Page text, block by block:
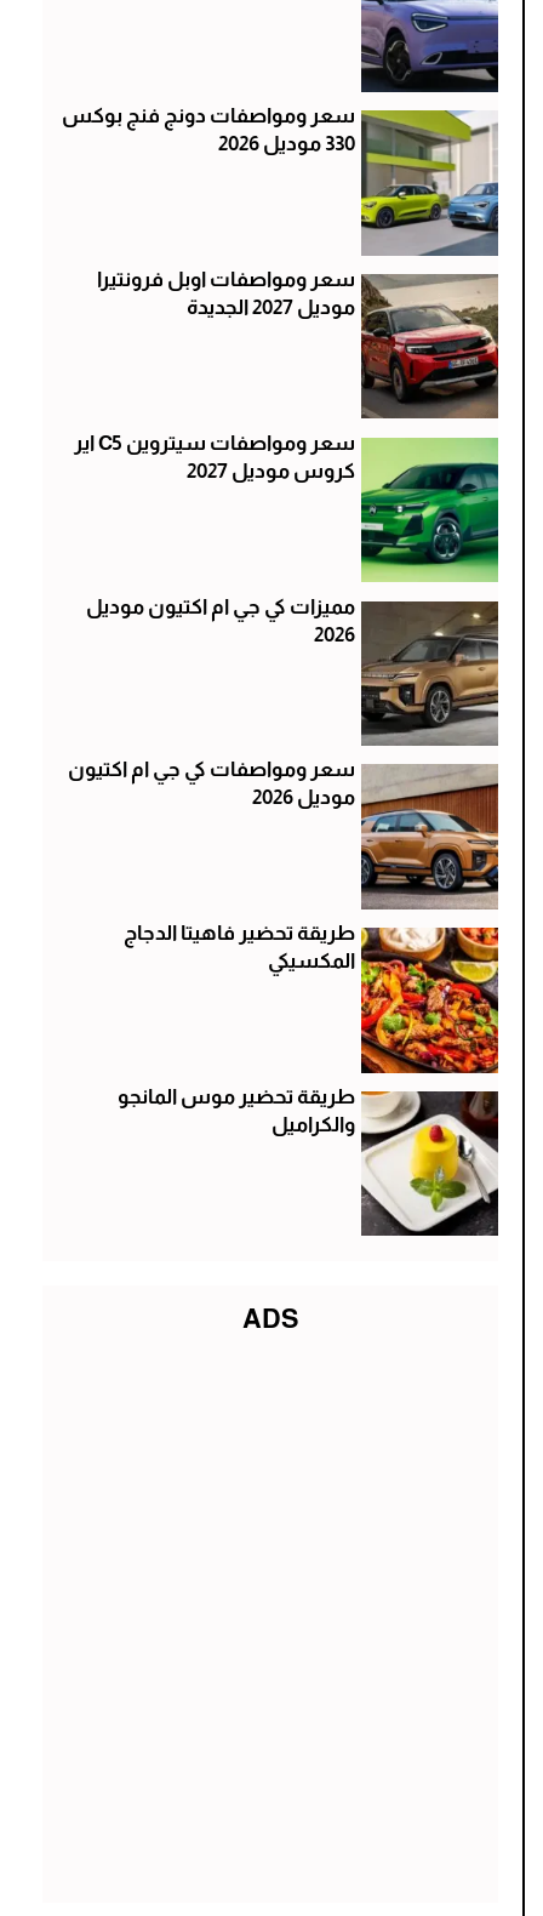
سعر ومواصفات دونج فنج بوكس
330 موديل 2026
سعر ومواصفات اوبل فرونتيرا
موديل 2027 الجديدة
سعر ومواصفات سيتروين C5 اير
كروس موديل 2027
مميزات كي جي ام اكتيون موديل
2026
سعر ومواصفات كي جي ام اكتيون
موديل 2026
طريقة تحضير فاهيتا الدجاج
المكسيكي
طريقة تحضير موس المانجو
والكراميل
ADS